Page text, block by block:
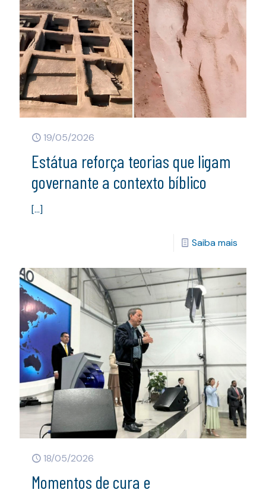
19/05/2026
Estátua reforça teorias que ligam
governante a contexto bíblico
[…]
Saiba mais
18/05/2026
Momentos de cura e